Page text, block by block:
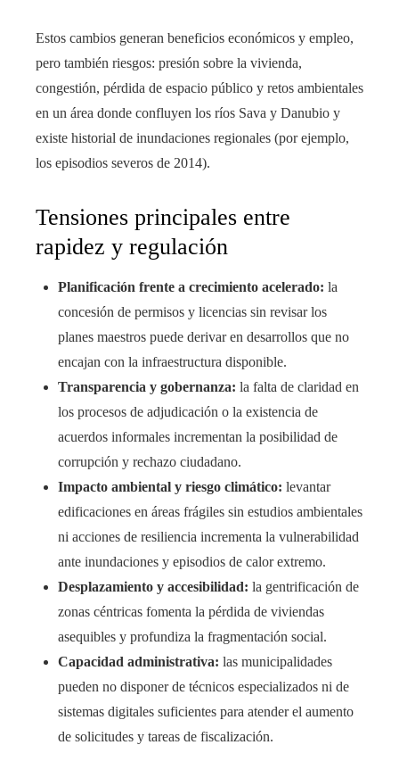
Estos cambios generan beneficios económicos y empleo,
pero también riesgos: presión sobre la vivienda,
congestión, pérdida de espacio público y retos ambientales
en un área donde confluyen los ríos Sava y Danubio y
existe historial de inundaciones regionales (por ejemplo,
los episodios severos de 2014).
Tensiones principales entre
rapidez y regulación
Planificación frente a crecimiento acelerado: la
concesión de permisos y licencias sin revisar los
planes maestros puede derivar en desarrollos que no
encajan con la infraestructura disponible.
Transparencia y gobernanza: la falta de claridad en
los procesos de adjudicación o la existencia de
acuerdos informales incrementan la posibilidad de
corrupción y rechazo ciudadano.
Impacto ambiental y riesgo climático: levantar
edificaciones en áreas frágiles sin estudios ambientales
ni acciones de resiliencia incrementa la vulnerabilidad
ante inundaciones y episodios de calor extremo.
Desplazamiento y accesibilidad: la gentrificación de
zonas céntricas fomenta la pérdida de viviendas
asequibles y profundiza la fragmentación social.
Capacidad administrativa: las municipalidades
pueden no disponer de técnicos especializados ni de
sistemas digitales suficientes para atender el aumento
de solicitudes y tareas de fiscalización.